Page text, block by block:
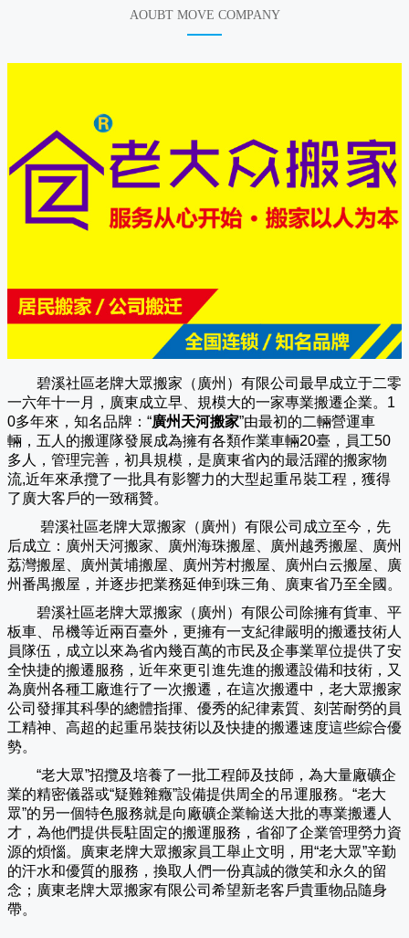
AOUBT MOVE COMPANY
碧溪社區老牌大眾搬家（廣州）有限公司 最早成立于二零
一六年十一月，廣東成立早、規模大的一家專業搬遷企業。1
0多年來，知名品牌：“廣州天河搬家”由最初的二輛營運車
輛，五人的搬運隊發展成為擁有各類作業車輛20臺，員工50
多人，管理完善，初具規模，是廣東省內的最活躍的搬家物
流,近年來承攬了一批具有影響力的大型起重吊裝工程，獲得
了廣大客戶的一致稱贊。
碧溪社區老牌大眾搬家（ 廣州 ）有限公司成立至今，先
后成立：廣州天河搬家、廣州海珠搬屋、廣州越秀搬屋、廣州
荔灣搬屋、廣州黃埔搬屋、廣州芳村搬屋、廣州白云搬屋、廣
州番禺搬屋，并逐步把業務延伸到珠三角、廣東省乃至全國。
碧溪社區老牌大眾搬家（ 廣州 ）有限公司除擁有貨車、平
板車、吊機等近兩百臺外，更擁有一支紀律嚴明的搬遷技術人
員隊伍，成立以來為省內幾百萬的市民及企事業單位提供了安
全快捷的搬遷服務，近年來更引進先進的搬遷設備和技術，又
為廣州各種工廠進行了一次搬遷，在這次搬遷中，老大眾搬家
公司發揮其科學的總體指揮、優秀的紀律素質、刻苦耐勞的員
工精神、高超的起重吊裝技術以及快捷的搬遷速度這些綜合優
勢。
“老大眾”招攬及培養了一批工程師及技師，為大量廠礦企
業的精密儀器或“疑難雜癥”設備提供周全的吊運服務。“老大
眾”的另一個特色服務就是向廠礦企業輸送大批的專業搬遷人
才，為他們提供長駐固定的搬運服務，省卻了企業管理勞力資
源的煩惱。廣東老牌大眾搬家員工舉止文明，用“老大眾”辛勤
的汗水和優質的服務，換取人們一份真誠的微笑和永久的留
念；廣東老牌大眾搬家有限公司希望新老客戶貴重物品隨身
帶。